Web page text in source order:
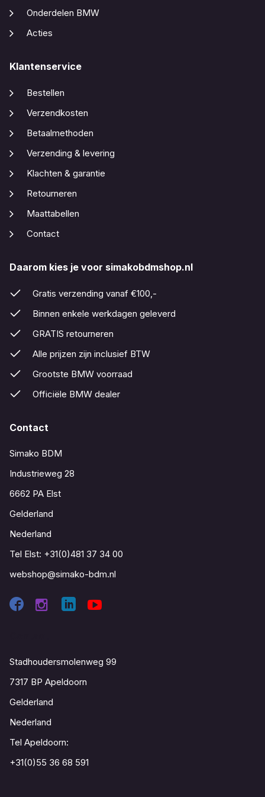
Onderdelen BMW
Acties
Klantenservice
Bestellen
Verzendkosten
Betaalmethoden
Verzending & levering
Klachten & garantie
Retourneren
Maattabellen
Contact
Daarom kies je voor simakobdmshop.nl
Gratis verzending vanaf €100,-
Binnen enkele werkdagen geleverd
GRATIS retourneren
Alle prijzen zijn inclusief BTW
Grootste BMW voorraad
Officiële BMW dealer
Contact
Simako BDM
Industrieweg 28
6662 PA Elst
Gelderland
Nederland
Tel Elst: +31(0)481 37 34 00
webshop@simako-bdm.nl
Stadhoudersmolenweg 99
7317 BP Apeldoorn
Gelderland
Nederland
Tel Apeldoorn:
+31(0)55 36 68 591